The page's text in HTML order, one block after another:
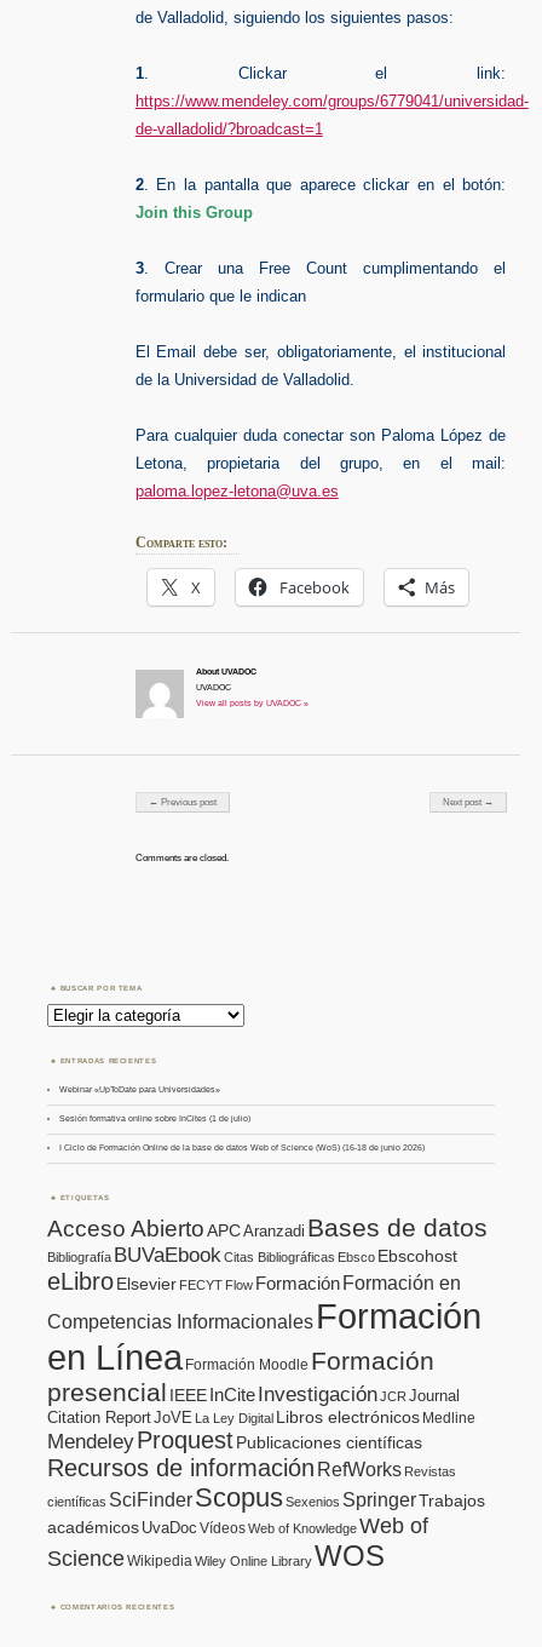
de Valladolid, siguiendo los siguientes pasos:
1. Clickar el link:
https://www.mendeley.com/groups/6779041/universidad-
de-valladolid/?broadcast=1
2. En la pantalla que aparece clickar en el botón:
Join this Group
3. Crear una Free Count cumplimentando el
formulario que le indican
El Email debe ser, obligatoriamente, el institucional
de la Universidad de Valladolid.
Para cualquier duda conectar son Paloma López de
Letona, propietaria del grupo, en el mail:
paloma.lopez-letona@uva.es
Comparte esto:
X Facebook Más
About UVADOC
UVADOC
View all posts by UVADOC »
Post navigation
← Previous post Next post →
Comments are closed.
BUSCAR POR TEMA
Buscar
por
Tema
ENTRADAS RECIENTES
Webinar «UpToDate para Universidades»
Sesión formativa online sobre InCites (1 de julio)
I Ciclo de Formación Online de la base de datos Web of Science (WoS) (16-18 de junio 2026)
ETIQUETAS
Acceso AbiertoAPCAranzadi Bases de datos
Bibliografía BUVaEbook Citas Bibliográficas Ebsco Ebscohost
eLibroElsevier FECYT Flow FormaciónFormación en
Competencias Informacionales Formación
en Línea Formación Moodle Formación
presencial IEEE InCiteInvestigaciónJCR Journal
Citation ReportJoVE La Ley Digital Libros electrónicos Medline
MendeleyProquestPublicaciones científicas
Recursos de información RefWorks Revistas
científicas SciFinderScopusSexenios SpringerTrabajos
académicos UvaDoc VídeosWeb of KnowledgeWeb of
ScienceWikipedia Wiley Online LibraryWOS
COMENTARIOS RECIENTES